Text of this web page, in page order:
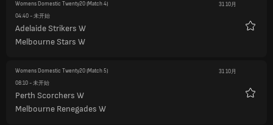
Womens Domestic Twenty20(Match 4)
31 10月
04:40- 未开始
Adelaide Strikers W
Melbourne Stars W
Womens Domestic Twenty20(Match 5)
31 10月
08:10- 未开始
Perth Scorchers W
Melbourne Renegades W